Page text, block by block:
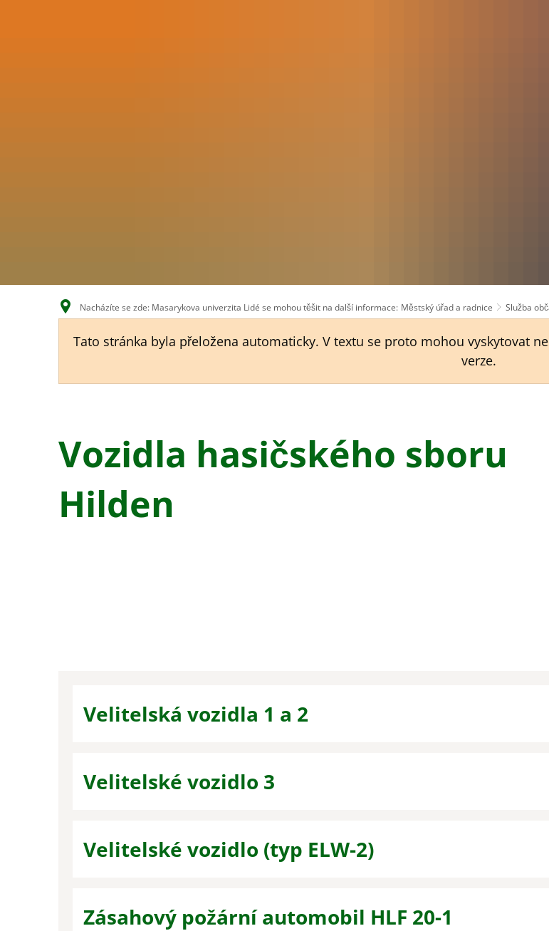
Nacházíte se zde: Masarykova univerzita Lidé se mohou těšit na další informace: Městský úřad a radnice Služba
Tato stránka byla přeložena automaticky. V textu se proto mohou vyskytovat
verze.
Vozidla hasičského sboru
Hilden
Velitelská vozidla 1 a 2
Velitelské vozidlo 3
Velitelské vozidlo (typ ELW-2)
Zásahový požární automobil HLF 20-1